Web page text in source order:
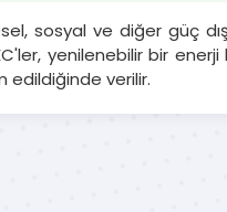
sosyal ve diğer güç
yenilenebilir bir enerji
verilir.